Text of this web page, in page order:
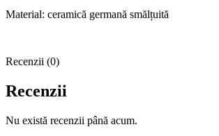
Material: ceramică germană smălțuită
Recenzii (0)
Recenzii
Nu există recenzii până acum.